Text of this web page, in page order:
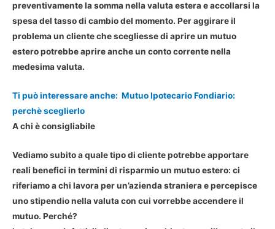
preventivamente la somma nella valuta estera e accollarsi la
spesa del tasso di cambio del momento. Per aggirare il
problema un cliente che scegliesse di aprire un mutuo
estero potrebbe aprire anche un conto corrente nella
medesima valuta.
Ti può interessare anche: Mutuo Ipotecario Fondiario:
perchè sceglierlo
A chi è consigliabile
Vediamo subito a quale tipo di cliente potrebbe apportare
reali benefici in termini di risparmio un mutuo estero: ci
riferiamo a chi lavora per un’azienda straniera e percepisce
uno stipendio nella valuta con cui vorrebbe accendere il
mutuo. Perché?